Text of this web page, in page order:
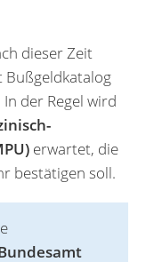
dieser Zeit
Bußgeldkatalog
der Regel wird
erwartet, die
bestätigen soll.